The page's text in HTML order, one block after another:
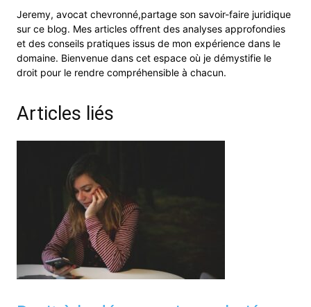
Jeremy, avocat chevronné,partage son savoir-faire juridique
sur ce blog. Mes articles offrent des analyses approfondies
et des conseils pratiques issus de mon expérience dans le
domaine. Bienvenue dans cet espace où je démystifie le
droit pour le rendre compréhensible à chacun.
Articles liés